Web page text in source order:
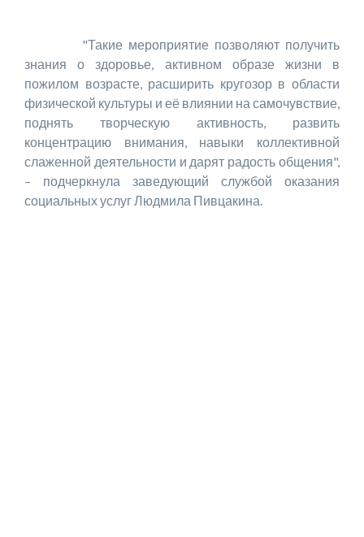
"Такие мероприятие позволяют получить
знания о здоровье, активном образе жизни в
пожилом возрасте, расширить кругозор в области
физической культуры и её влиянии на самочувствие,
поднять творческую активность, развить
концентрацию внимания, навыки коллективной
слаженной деятельности и дарят радость общения",
– подчеркнула заведующий службой оказания
социальных услуг Людмила Пивцакина.